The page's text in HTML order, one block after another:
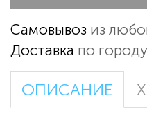
Самовывоз из
Доставка по
ОПИСАНИЕ